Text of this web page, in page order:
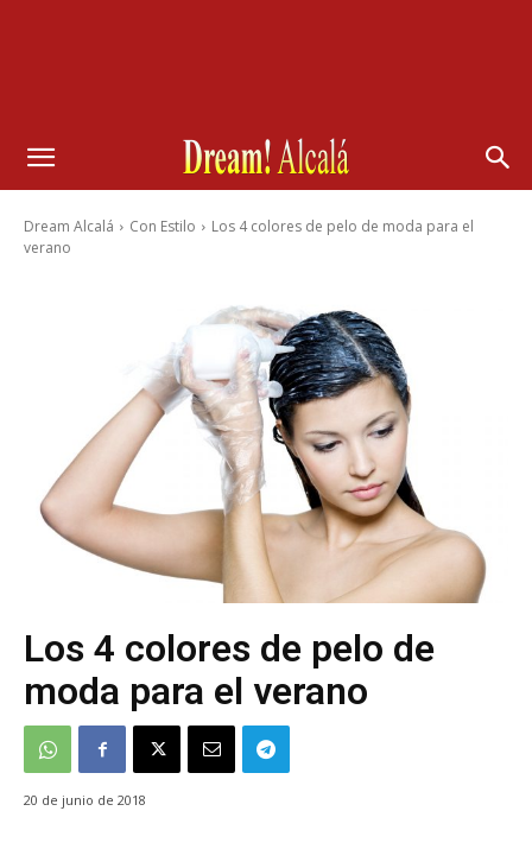
Dream Alcalá Con Estilo
Los 4 colores de pelo de moda para el
verano
Los 4 colores de pelo de
moda para el verano
20 de junio de 2018